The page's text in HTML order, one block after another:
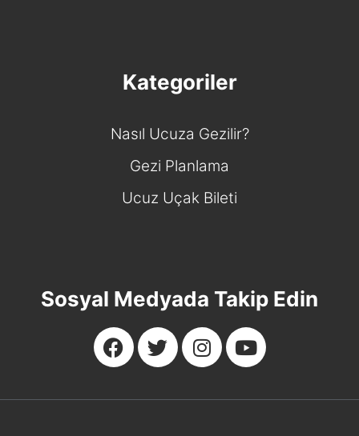
Kategoriler
Nasıl Ucuza Gezilir?
Gezi Planlama
Ucuz Uçak Bileti
Sosyal Medyada Takip Edin